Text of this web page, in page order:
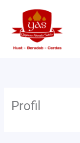
content
Profil